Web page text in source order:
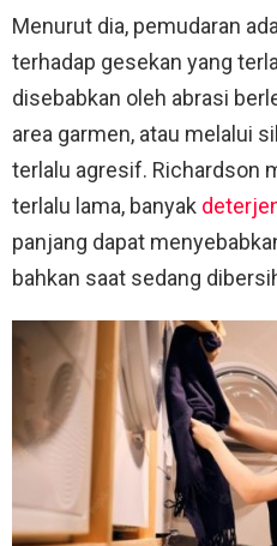
Menurut dia, pemudaran
terhadap gesekan yang
disebabkan oleh abrasi
area garmen, atau melalui
terlalu agresif. Richardson
terlalu lama, banyak
panjang dapat
bahkan saat sedang